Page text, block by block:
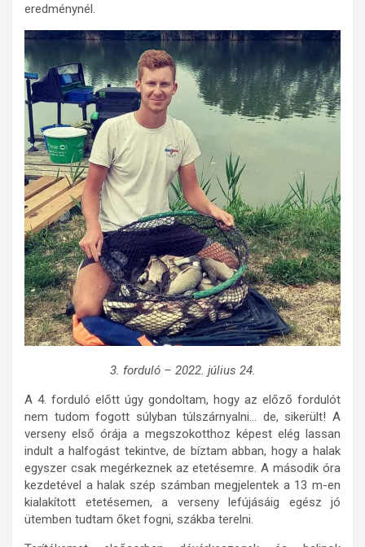
eredménynél.
3. forduló – 2022. július 24.
A 4. forduló előtt úgy gondoltam, hogy az előző fordulót
nem tudom fogott súlyban túlszárnyalni… de, sikerült! A
verseny első órája a megszokotthoz képest elég lassan
indult a halfogást tekintve, de bíztam abban, hogy a halak
egyszer csak megérkeznek az etetésemre. A második óra
kezdetével a halak szép számban megjelentek a 13 m-en
kialakított etetésemen, a verseny lefújásáig egész jó
ütemben tudtam őket fogni, szákba terelni.